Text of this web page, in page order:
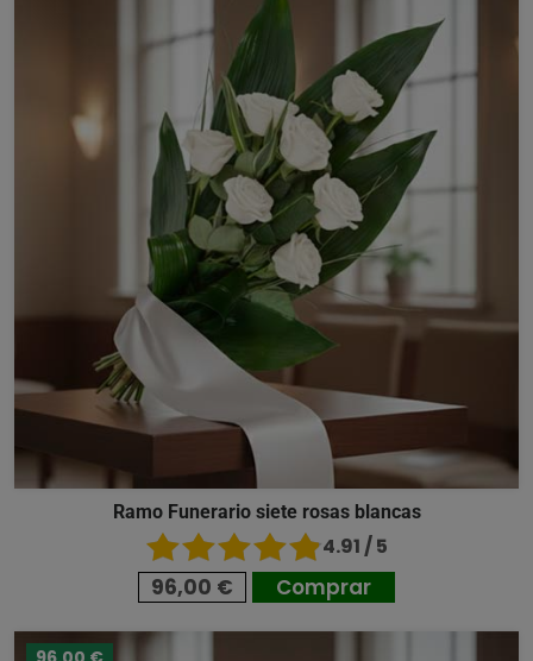
Ramo Funerario siete rosas blancas
4.91 / 5
96,00 € Comprar